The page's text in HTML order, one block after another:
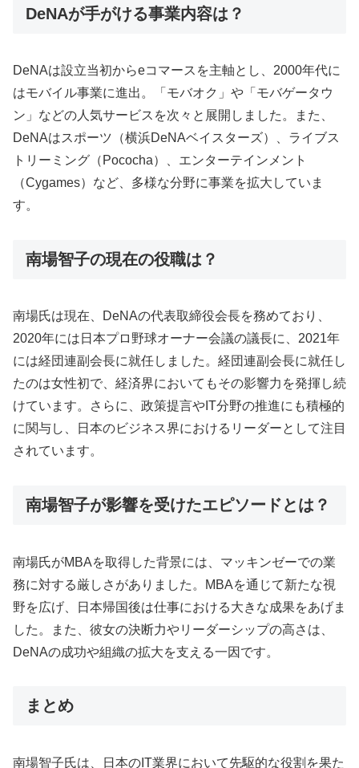
DeNAが手がける事業内容は？
DeNAは設立当初からeコマースを主軸とし、2000年代に
はモバイル事業に進出。「モバオク」や「モバゲータウ
ン」などの人気サービスを次々と展開しました。また、
DeNAはスポーツ（横浜DeNAベイスターズ）、ライブス
トリーミング（Pococha）、エンターテインメント
（Cygames）など、多様な分野に事業を拡大していま
す。
南場智子の現在の役職は？
南場氏は現在、DeNAの代表取締役会長を務めており、
2020年には日本プロ野球オーナー会議の議長に、2021年
には経団連副会長に就任しました。経団連副会長に就任し
たのは女性初で、経済界においてもその影響力を発揮し続
けています。さらに、政策提言やIT分野の推進にも積極的
に関与し、日本のビジネス界におけるリーダーとして注目
されています。
南場智子が影響を受けたエピソードとは？
南場氏がMBAを取得した背景には、マッキンゼーでの業
務に対する厳しさがありました。MBAを通じて新たな視
野を広げ、日本帰国後は仕事における大きな成果をあげま
した。また、彼女の決断力やリーダーシップの高さは、
DeNAの成功や組織の拡大を支える一因です。
まとめ
南場智子氏は、日本のIT業界において先駆的な役割を果た